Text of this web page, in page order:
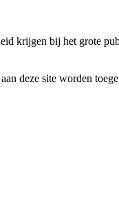
krijgen bij het grote
deze site worden